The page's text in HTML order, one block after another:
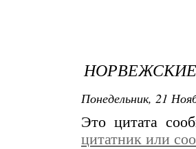
Понедельник, 21
Это цитата
цитатник или